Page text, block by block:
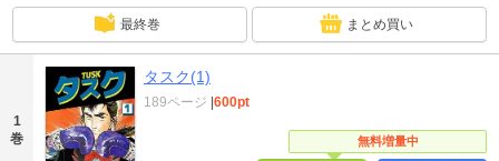
最終巻 まとめ買い
1
巻
タスク(1)
無料増量中
189ページ 600pt